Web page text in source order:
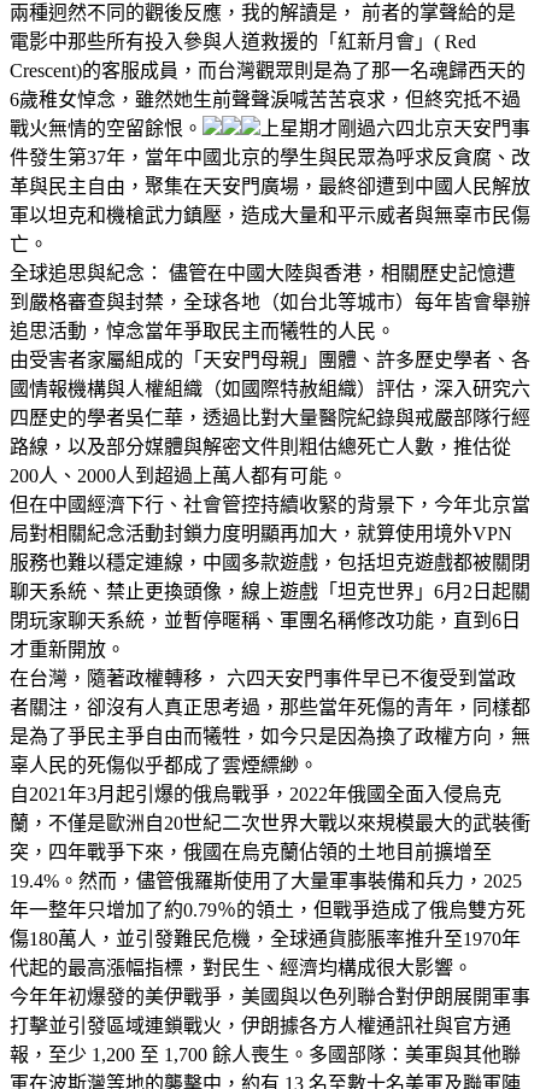
兩種迥然不同的觀後反應，我的解讀是， 前者的掌聲給的是
電影中那些所有投入參與人道救援的「紅新月會」( Red
Crescent)的客服成員，而台灣觀眾則是為了那一名魂歸西天的
6歲稚女悼念，雖然她生前聲聲淚喊苦苦哀求，但終究抵不過
戰火無情的空留餘恨。
上星期才剛過六四北京天安門事
件發生第37年，當年中國北京的學生與民眾為呼求反貪腐、改
革與民主自由，聚集在天安門廣場，最終卻遭到中國人民解放
軍以坦克和機槍武力鎮壓，造成大量和平示威者與無辜市民傷
亡。
全球追思與紀念： 儘管在中國大陸與香港，相關歷史記憶遭
到嚴格審查與封禁，全球各地（如台北等城市）每年皆會舉辦
追思活動，悼念當年爭取民主而犧牲的人民。
由受害者家屬組成的「天安門母親」團體、許多歷史學者、各
國情報機構與人權組織（如國際特赦組織）評估，深入研究六
四歷史的學者吳仁華，透過比對大量醫院紀錄與戒嚴部隊行經
路線，以及部分媒體與解密文件則粗估總死亡人數，推估從
200人、2000人到超過上萬人都有可能。
但在中國經濟下行、社會管控持續收緊的背景下，今年北京當
局對相關紀念活動封鎖力度明顯再加大，就算使用境外VPN
服務也難以穩定連線，中國多款遊戲，包括坦克遊戲都被關閉
聊天系統、禁止更換頭像，線上遊戲「坦克世界」6月2日起關
閉玩家聊天系統，並暫停暱稱、軍團名稱修改功能，直到6日
才重新開放。
在台灣，隨著政權轉移， 六四天安門事件早已不復受到當政
者關注，卻沒有人真正思考過，那些當年死傷的青年，同樣都
是為了爭民主爭自由而犧牲，如今只是因為換了政權方向，無
辜人民的死傷似乎都成了雲煙縹緲。
自2021年3月起引爆的俄烏戰爭，2022年俄國全面入侵烏克
蘭，不僅是歐洲自20世紀二次世界大戰以來規模最大的武裝衝
突，四年戰爭下來，俄國在烏克蘭佔領的土地目前擴增至
19.4%。然而，儘管俄羅斯使用了大量軍事裝備和兵力，2025
年一整年只增加了約0.79％的領土，但戰爭造成了俄烏雙方死
傷180萬人，並引發難民危機，全球通貨膨脹率推升至1970年
代起的最高漲幅指標，對民生、經濟均構成很大影響。
今年年初爆發的美伊戰爭，美國與以色列聯合對伊朗展開軍事
打擊並引發區域連鎖戰火，伊朗據各方人權通訊社與官方通
報，至少 1,200 至 1,700 餘人喪生。多國部隊：美軍與其他聯
軍在波斯灣等地的襲擊中，約有 13 名至數十名美軍及聯軍陣